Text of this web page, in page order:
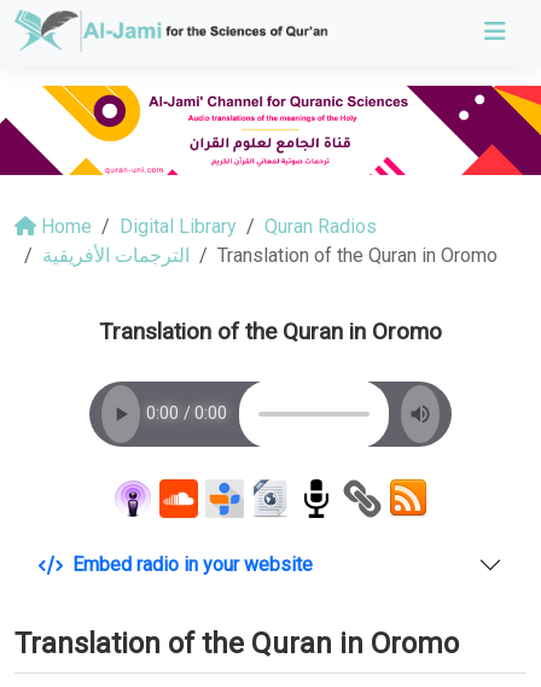
Home Digital Library
Quran Radios
الترجمات الأفريقية
Translation of the Quran in Oromo
Translation of the Quran in Oromo
Embed radio in your website
Translation of the Quran in Oromo